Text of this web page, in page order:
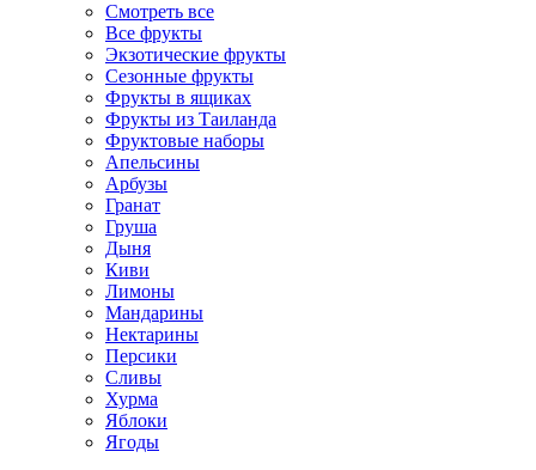
Смотреть все
Все фрукты
Экзотические фрукты
Сезонные фрукты
Фрукты в ящиках
Фрукты из Таиланда
Фруктовые наборы
Апельсины
Арбузы
Гранат
Груша
Дыня
Киви
Лимоны
Мандарины
Нектарины
Персики
Сливы
Хурма
Яблоки
Ягоды